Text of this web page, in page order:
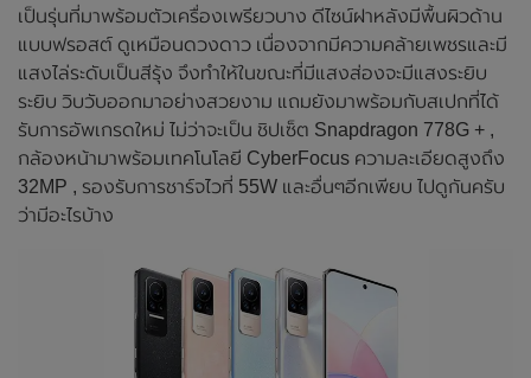
เป็นรุ่นที่มาพร้อมตัวเครื่องเพรียวบาง ดีไซน์ฝาหลังมีพื้นผิวด้าน
แบบฟรอสต์ ดูเหมือนดวงดาว เนื่องจากมีความคล้ายเพชรและมี
แสงไล่ระดับเป็นสีรุ้ง จึงทำให้ในขณะที่มีแสงส่องจะมีแสงระยิบ
ระยิบ วิบวับออกมาอย่างสวยงาม แถมยังมาพร้อมกับสเปกที่ได้
รับการอัพเกรดใหม่ ไม่ว่าจะเป็น ชิปเซ็ต Snapdragon 778G + ,
กล้องหน้ามาพร้อมเทคโนโลยี CyberFocus ความละเอียดสูงถึง
32MP , รองรับการชาร์จไวที่ 55W และอื่นๆอีกเพียบ ไปดูกันครับ
ว่ามีอะไรบ้าง